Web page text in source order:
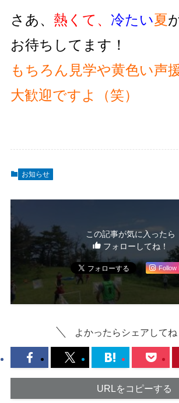
さあ、 熱くて、 冷たい夏
お待ちしてます！
もちろん見学や黄色い声
大歓迎ですよ（笑）
お知らせ
この記事が気に入ったら
フォローしてね！
Follow
よかったらシェアしてね
URLをコピーする